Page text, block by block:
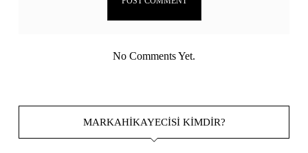
No Comments Yet.
MARKAHIKAYECISI KIMDIR?